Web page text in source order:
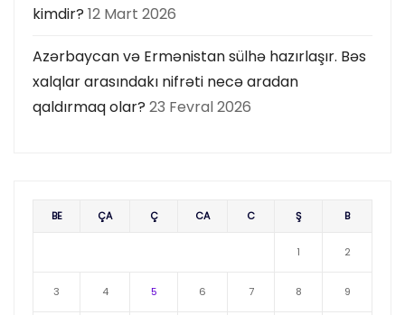
kimdir? 12 Mart 2026
Azərbaycan və Ermənistan sülhə hazırlaşır. Bəs
xalqlar arasındakı nifrəti necə aradan
qaldırmaq olar? 23 Fevral 2026
BE ÇA Ç CA C Ş B
1 2
3 4 5 6 7 8 9